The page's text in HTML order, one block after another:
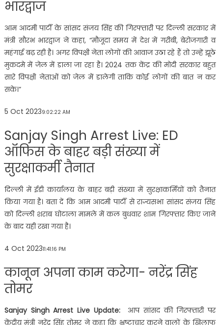
भारद्वाज
आम आदमी पार्टी के सांसद संजय सिंह की गिरफ्तारी पर दिल्ली सरकार में
मंत्री सौरभ भारद्वाज ने कहा, “मौजूदा समय में देश में गरीबी, बेरोजगारी व
महंगाई बढ़ रही है। अगर विपक्षी नेता लोगों की आवाज उठा रहे हैं तो उन्हें झूठे
मुकदमे में जेल में डाला जा रहा है। 2024 तक केंद्र की मोदी सरकार बहुत
सारे विपक्षी नेताओं को जेल में डालेगी ताकि कोई लोगों की बात न कर
सके।”
5 Oct 20239:02:22 AM
Sanjay Singh Arrest Live: ED
ऑफिस के बाहर बड़ी संख्या में
सुरक्षाकर्मी तैनात
दिल्ली में ईडी कार्यालय के बाहर बड़ी संख्या में सुरक्षाकर्मियों को तैनात
किया गया है। बता दें कि आम आदमी पार्टी से राज्यसभा सांसद संजय सिंह
को दिल्ली शराब घोटाला मामले में कल बुधवार शाम गिरफ्तार किए जाने
के बाद यही रखा गया है।
4 Oct 202311:41:16 PM
कानून अपना काम करेगा- नरेंद्र सिंह
तोमर
Sanjay Singh Arrest Live Update:
आप सांसद की गिरफ्तारी पर
केंद्रीय मंत्री नरेंद्र सिंह तोमर ने कहा कि भ्रष्टाचार करने वालों के खिलाफ